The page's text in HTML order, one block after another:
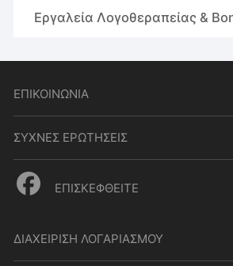
Εργαλεία Λογοθεραπείας &
ΕΠΙΚΟΙΝΩΝΙΑ
ΣΥΧΝΕΣ ΕΡΩΤΗΣΕΙΣ
ΕΠΙΣΚΕΦΘΕΙΤΕ
ΔΙΑΧΕΙΡΙΣΗ ΛΟΓΑΡΙΑΣΜΟΥ